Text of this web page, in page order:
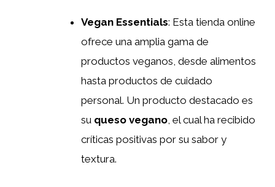
Vegan Essentials: Esta tienda online
ofrece una amplia gama de
productos veganos, desde alimentos
hasta productos de cuidado
personal. Un producto destacado es
su queso vegano, el cual ha recibido
críticas positivas por su sabor y
textura.